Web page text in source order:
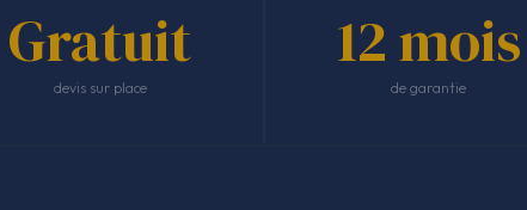
Gratuit
devis sur place
12 mois
de garantie